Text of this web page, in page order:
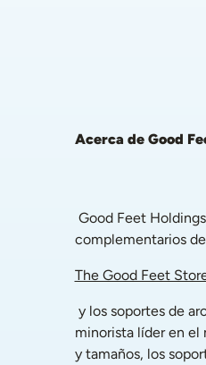
Acerca de Good
complementarios
The Good Feet
minorista líder en el
y tamaños, los